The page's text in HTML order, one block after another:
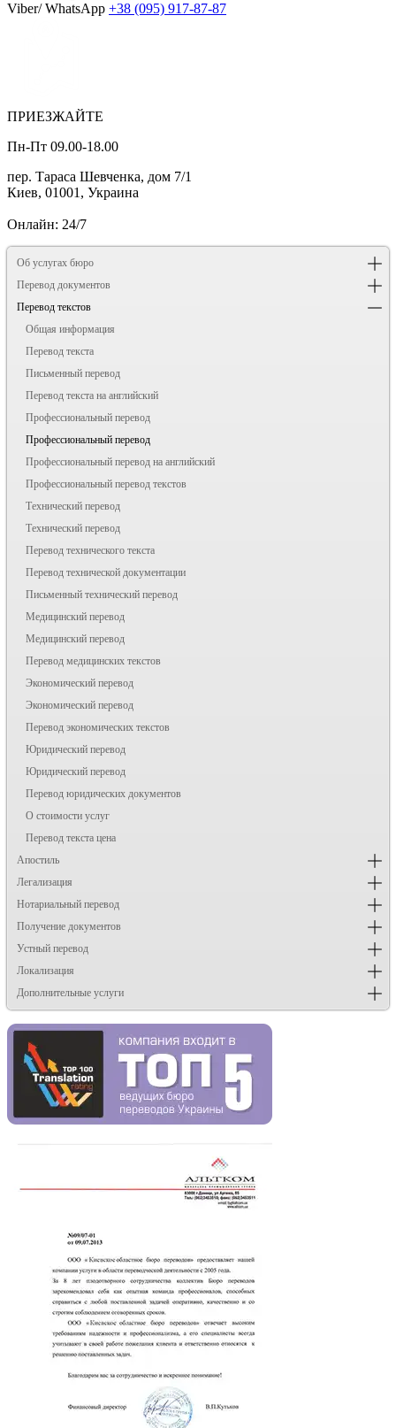
Viber/ WhatsApp +38 (095) 917-87-87
ПРИЕЗЖАЙТЕ
Пн-Пт 09.00-18.00
пер. Тараса Шевченка, дом 7/1
Киев, 01001, Украина
Онлайн: 24/7
Об услугах бюро
Перевод документов
Перевод текстов
Общая информация
Перевод текста
Письменный перевод
Перевод текста на английский
Профессиональный перевод
Профессиональный перевод
Профессиональный перевод на английский
Профессиональный перевод текстов
Технический перевод
Технический перевод
Перевод технического текста
Перевод технической документации
Письменный технический перевод
Медицинский перевод
Медицинский перевод
Перевод медицинских текстов
Экономический перевод
Экономический перевод
Перевод экономических текстов
Юридический перевод
Юридический перевод
Перевод юридических документов
О стоимости услуг
Перевод текста цена
Апостиль
Легализация
Нотариальный перевод
Получение документов
Устный перевод
Локализация
Дополнительные услуги